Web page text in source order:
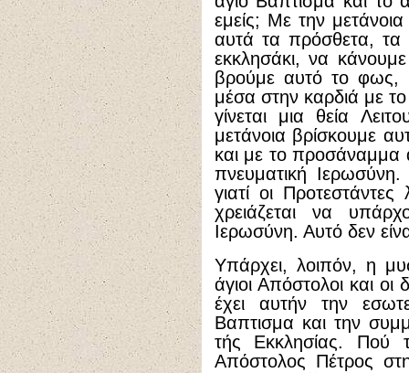
εμείς; Με την
αυτά τα πρόσθετα, τα
εκκλησάκι, να
βρούμε αυτό το φως,
μέσα στην καρδιά με
γίνεται μια θεία
μετάνοια βρίσκουμε
και με το προσάναμμα
πνευματική
γιατί οι Προτεστάντες
χρειάζεται να
Ιερωσύνη. Αυτό δεν
Υπάρχει, λοιπόν, η
άγιοι Απόστολοι και
έχει αυτήν την
Βαπτισμα και την
τής Εκκλησίας. Πού
Απόστολος Πέτρος